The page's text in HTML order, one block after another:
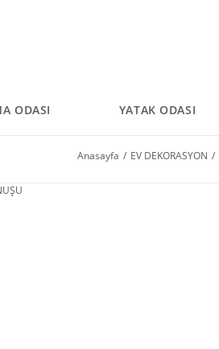
ODASI YATAK ODASI
Anasayfa EV DEKORASYON